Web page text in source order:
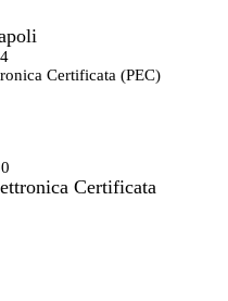
Certificata (PEC)
Certificata